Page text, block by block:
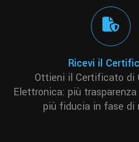
Ricevi il
Ottieni il Certificato di
Elettronica: più
più fiducia in fase di